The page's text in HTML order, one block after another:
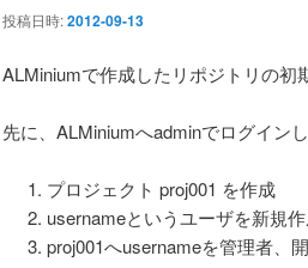
投稿日時:2012-09-13
ALMiniumで作成したリポジトリの初
先に、ALMiniumへadminでログイン
プロジェクト proj001 を作成
usernameというユーザを新規
proj001へusernameを管理者、